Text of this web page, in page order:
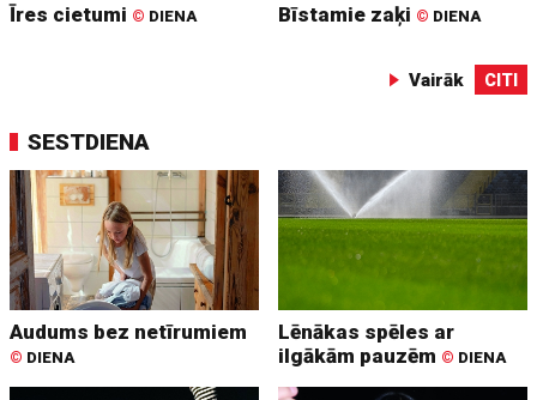
Īres cietumi © DIENA Bīstamie zaķi © DIENA
Vairāk CITI
SESTDIENA
Audums bez netīrumiem
© DIENA
Lēnākas spēles ar
ilgākām pauzēm © DIENA